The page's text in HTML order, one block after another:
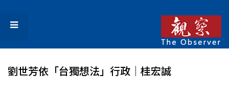
劉世芳依「台獨想法」行政│桂宏誠